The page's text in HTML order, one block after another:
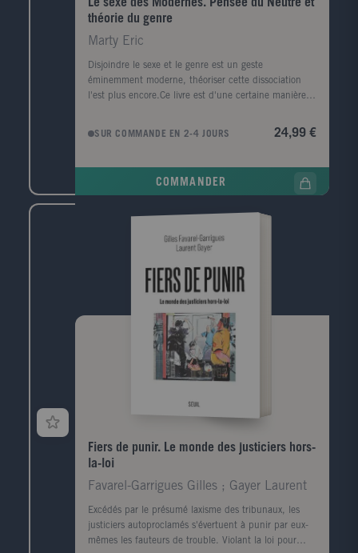
paru La Matière de l'absence (2016), Frères migrants
Thriller, J'ai toujours aimé la nuit (2018).
Le sexe des Modernes. Pensée du Neutre et
théorie du genre
Marty Eric
Disjoindre le sexe et le genre est un geste
éminemment moderne, théoriser cette dissociation
l'est plus encore.Ce livre est d'une certaine manière
entreprises déconstructrices de la Modernité des
années 1960-1980 jusqu'au triomphe contemporain
Butler.Pourtant, parce qu'il s'agit d'un objet aussi
un révélateur. Loin d'être tout à fait commun aux
États-Unis, il est peut-être témoin de leurs divisions :
silencieuses ou avouées...Il s'agit ici non seulement
d'éclairer des doctrines récentes que la confusion des
s'est déplacé au tournant des XXe et XXIe siècles
entre le continent européen et le continent
américain. Transmission ou au contraire fracture
...Car le moment est venu d'interroger le partage du
sexe et du genre sous l'angle de son histoire puisque
SUR COMMANDE EN 2-4 JOURS 24,99 €
COMMANDER
Fiers de punir. Le monde des justiciers hors-
la-loi
Favarel-Garrigues Gilles ; Gayer Laurent
Excédés par le présumé laxisme des tribunaux, les
justiciers autoproclamés s'évertuent à punir par eux-
mêmes les fauteurs de trouble. Violant la loi pour